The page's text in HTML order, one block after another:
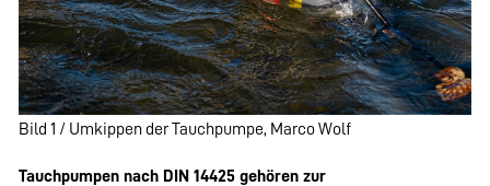
Bild 1 / Umkippen der Tauchpumpe, Marco Wolf
Tauchpumpen nach DIN 14425 gehören zur